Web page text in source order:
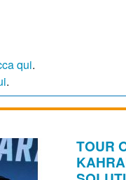
qui.
.
TOUR